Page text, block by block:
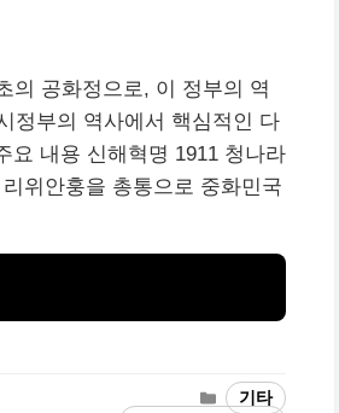
의 공화정으로, 이 정부의 역
정부의 역사에서 핵심적인 다
요 내용 신해혁명 1911 청나라
위안훙을 총통으로 중화민국
Categories
기타